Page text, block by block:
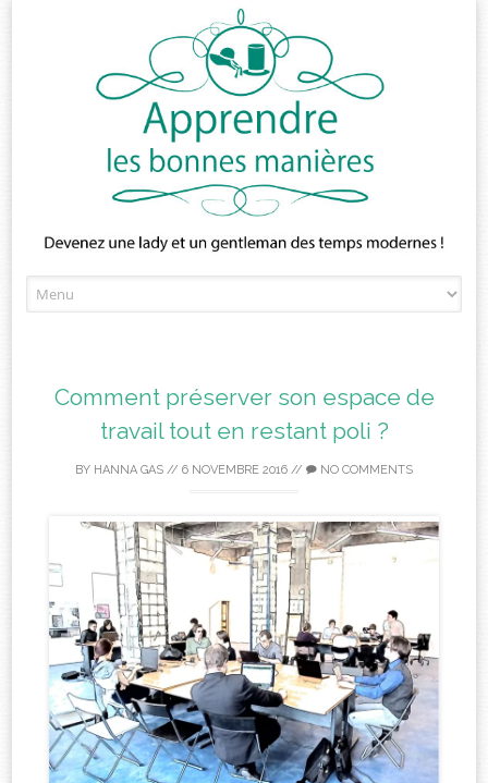
to
Comment préserver son espace de
travail tout en restant poli ?
BY HANNA GAS // 6 NOVEMBRE 2016 // NO COMMENTS